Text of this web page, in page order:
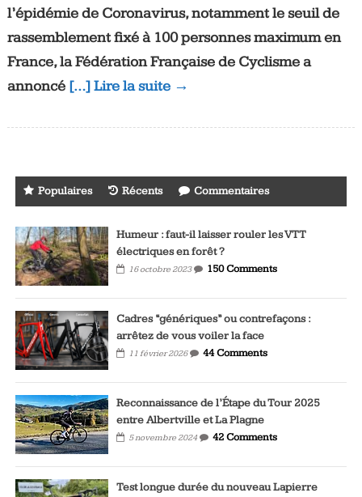
l’épidémie de Coronavirus, notamment le seuil de
rassemblement fixé à 100 personnes maximum en
France, la Fédération Française de Cyclisme a
annoncé […] Lire la suite →
Populaires Récents Commentaires
Humeur : faut-il laisser rouler les VTT
électriques en forêt ?
16 octobre 2023 150 Comments
Cadres “génériques” ou contrefaçons :
arrêtez de vous voiler la face
11 février 2026 44 Comments
Reconnaissance de l’Étape du Tour 2025
entre Albertville et La Plagne
5 novembre 2024 42 Comments
Test longue durée du nouveau Lapierre